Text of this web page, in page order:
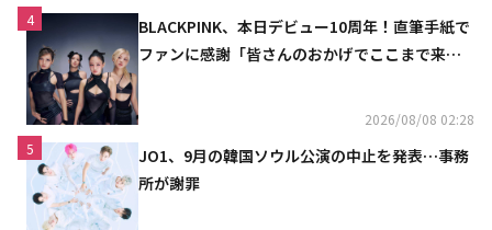
4
BLACKPINK、本日デビュー10周年！直筆手紙で
ファンに感謝「皆さんのおかげでここまで来ら
2026/08/08 02:28
5
JO1、9月の韓国ソウル公演の中止を発表…事務
所が謝罪